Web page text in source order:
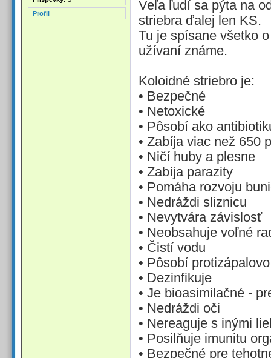
Profil
Veľa ľudí sa pýta na
striebra ďalej len KS.
Tu je spísane všetko
užívaní známe.
Koloidné striebro je:
• Bezpečné
• Netoxické
• Pôsobí ako
• Zabíja viac než 650
• Ničí huby a plesne
• Zabíja parazity
• Pomáha rozvoju
• Nedráždi sliznicu
• Nevytvára závislosť
• Neobsahuje voľné
• Čistí vodu
• Pôsobí protizápalovo
• Dezinfikuje
• Je bioasimilačné -
• Nedráždi oči
• Nereaguje s inými
• Posilňuje imunitu
• Bezpečné pre